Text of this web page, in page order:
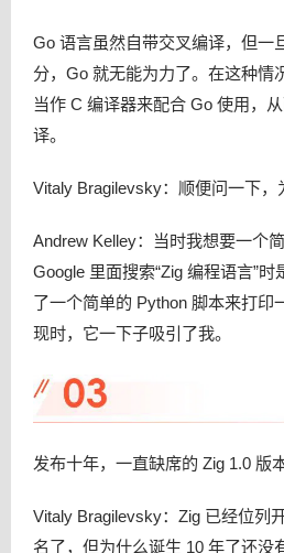
Go 语言虽然自带交叉编译，但一
分，Go 就无能为力了。在这种情
当作 C 编译器来配合 Go 使用，
译。
Vitaly Bragilevsky：顺便问一下，
Andrew Kelley：当时我想要一个
Google 里面搜索“Zig 编程语言”
了一个简单的 Python 脚本来打印
现时，它一下子吸引了我。
发布十年，一直缺席的 Zig 1.0 版
Vitaly Bragilevsky：Zig 已经位列
名了，但为什么诞生 10 年了还没